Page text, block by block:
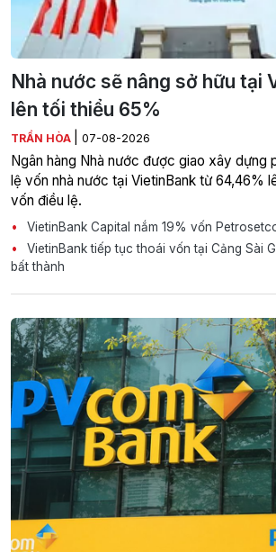
Nhà nước sẽ nâng sở hữu tại
lên tối thiểu 65%
TRẦN HÒA 07-08-2026
Ngân hàng Nhà nước được giao xây dựng
lệ vốn nhà nước tại VietinBank từ 64,46%
vốn điều lệ.
VietinBank Capital nắm 19% vốn
VietinBank tiếp tục thoái vốn tại Cảng Sài
bất thành